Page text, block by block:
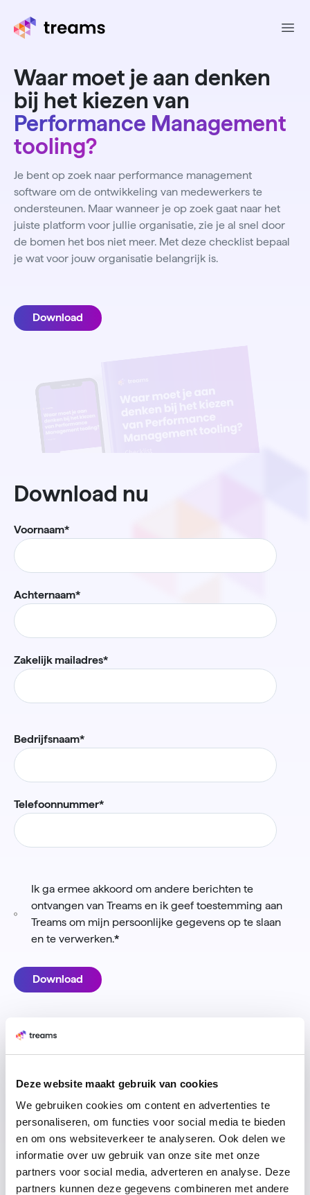
Deze website maakt gebruik van cookies
We gebruiken cookies om content en advertenties te
personaliseren, om functies voor social media te bieden
en om ons websiteverkeer te analyseren. Ook delen we
informatie over uw gebruik van onze site met onze
partners voor social media, adverteren en analyse. Deze
partners kunnen deze gegevens combineren met andere
Waar moet je aan denken
bij het kiezen van
Performance Management
tooling?
Je bent op zoek naar performance management
software om de ontwikkeling van medewerkers te
ondersteunen. Maar wanneer je op zoek gaat naar het
juiste platform voor jullie organisatie, zie je al snel door
de bomen het bos niet meer. Met deze checklist bepaal
je wat voor jouw organisatie belangrijk is.
Download
Download nu
Voornaam*
Achternaam*
Zakelijk mailadres*
Bedrijfsnaam*
Telefoonnummer*
Ik ga ermee akkoord om andere berichten te
ontvangen van Treams en ik geef toestemming aan
Treams om mijn persoonlijke gegevens op te slaan
en te verwerken.*